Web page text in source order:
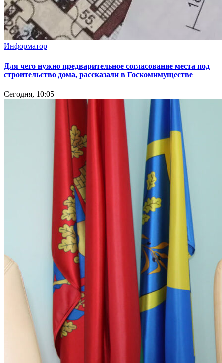
Информатор
Для чего нужно предварительное согласование места под
строительство дома, рассказали в Госкомимуществе
Сегодня, 10:05